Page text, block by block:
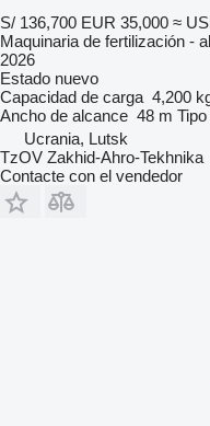
S/ 136,700 EUR 35,000 ≈
Maquinaria de fertilización -
2026
Estado nuevo
Capacidad de carga 4,200
Ancho de alcance 48 m Tipo
Ucrania, Lutsk
TzOV Zakhid-Ahro-Tekhnika
Contacte con el vendedor